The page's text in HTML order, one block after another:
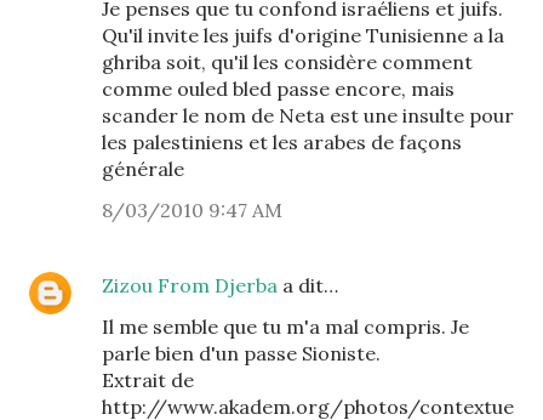
Je penses que tu confond israéliens et juifs.
Qu'il invite les juifs d'origine Tunisienne a la
ghriba soit, qu'il les considère comment
comme ouled bled passe encore, mais
scander le nom de Neta est une insulte pour
les palestiniens et les arabes de façons
générale
8/03/2010 9:47 AM
Zizou From Djerba a dit…
Il me semble que tu m'a mal compris. Je
parle bien d'un passe Sioniste.
Extrait de
http://www.akadem.org/photos/contextue